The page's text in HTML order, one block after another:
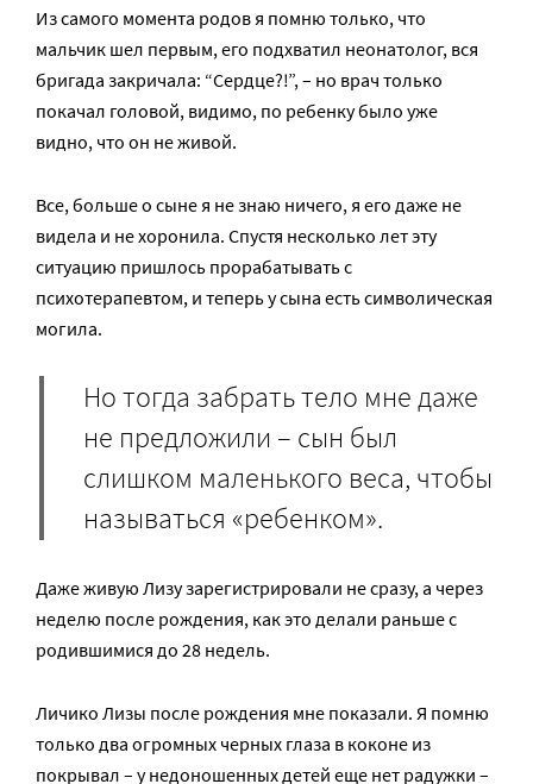
Из самого момента родов я помню только, что
мальчик шел первым, его подхватил неонатолог, вся
бригада закричала: “Сердце?!”, – но врач только
покачал головой, видимо, по ребенку было уже
видно, что он не живой.
Все, больше о сыне я не знаю ничего, я его даже не
видела и не хоронила. Спустя несколько лет эту
ситуацию пришлось прорабатывать с
психотерапевтом, и теперь у сына есть символическая
могила.
Но тогда забрать тело мне даже
не предложили – сын был
слишком маленького веса, чтобы
называться «ребенком».
Даже живую Лизу зарегистрировали не сразу, а через
неделю после рождения, как это делали раньше с
родившимися до 28 недель.
Личико Лизы после рождения мне показали. Я помню
только два огромных черных глаза в коконе из
покрывал – у недоношенных детей еще нет радужки –